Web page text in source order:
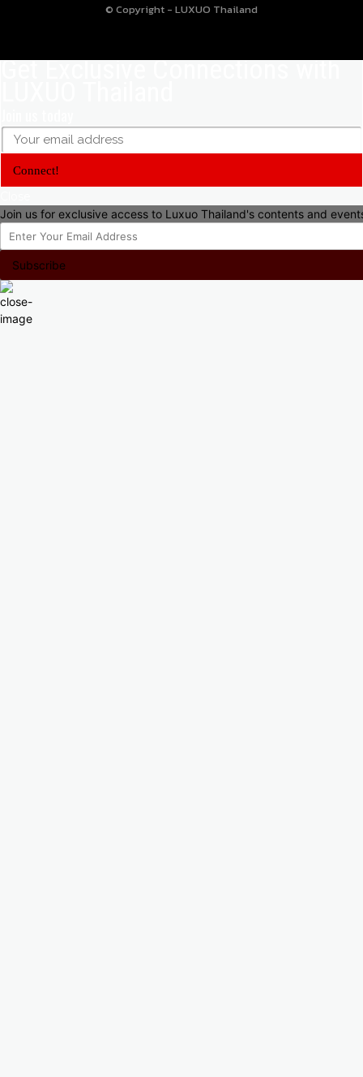
© Copyright - LUXUO Thailand
Get Exclusive Connections with
Connect!
Join us for exclusive access to Luxuo Thailand's contents and
Subscribe